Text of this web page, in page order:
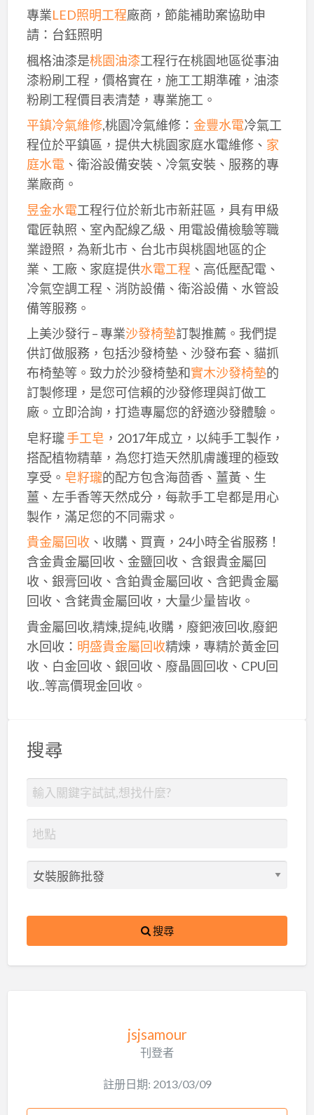
專業LED照明工程廠商，節能補助案協助申
請：台鈺照明
楓格油漆是桃園油漆工程行在桃園地區從事油
漆粉刷工程，價格實在，施工工期準確，油漆
粉刷工程價目表清楚，專業施工。
平鎮冷氣維修,桃園冷氣維修： 金豐水電冷氣工
程位於平鎮區，提供大桃園家庭水電維修、 家
庭水電、衛浴設備安裝、冷氣安裝、服務的專
業廠商。
昱金水電工程行位於新北市新莊區，具有甲級
電匠執照、室內配線乙級、用電設備檢驗等職
業證照，為新北市、台北市與桃園地區的企
業、工廠、家庭提供水電工程 、高低壓配電、
冷氣空調工程、消防設備、衛浴設備、水管設
備等服務。
上美沙發行 – 專業沙發椅墊訂製推薦。我們提
供訂做服務，包括沙發椅墊、沙發布套、貓抓
布椅墊等。致力於沙發椅墊和實木沙發椅墊的
訂製修理，是您可信賴的沙發修理與訂做工
廠。立即洽詢，打造專屬您的舒適沙發體驗。
皂籽瓏手工皂 ，2017年成立，以純手工製作，
搭配植物精華，為您打造天然肌膚護理的極致
享受。 皂籽瓏的配方包含海茴香、薑黃、生
薑、左手香等天然成分，每款手工皂都是用心
製作，滿足您的不同需求。
貴金屬回收、收購、買賣，24小時全省服務！
含金貴金屬回收、金鹽回收、含銀貴金屬回
收、銀膏回收、含鉑貴金屬回收、含鈀貴金屬
回收、含銠貴金屬回收，大量少量皆收。
貴金屬回收,精煉,提純,收購，廢鈀液回收,廢鈀
水回收： 明盛貴金屬回收精煉，專精於黃金回
收、白金回收、銀回收、廢晶圓回收、CPU回
收..等高價現金回收。
搜尋
搜尋
jsjsamour
刊登者
註册日期: 2013/03/09